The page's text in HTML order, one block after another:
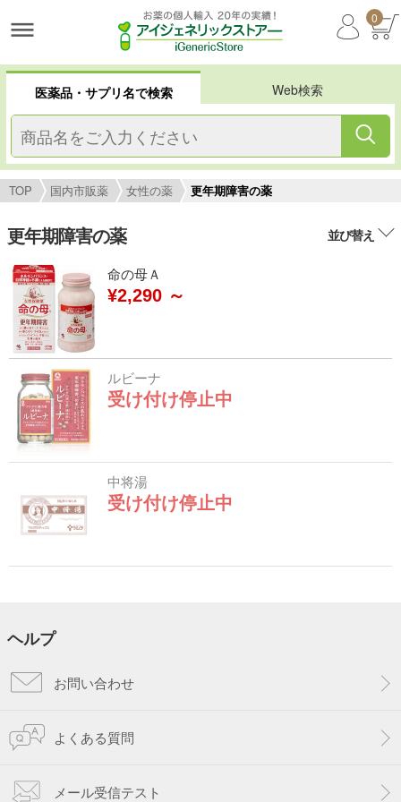
0
医薬品・サプリ名で検索 Web検索
TOP 国内市販薬 女性の薬 更年期障害の薬
更年期障害の薬 並び替え
命の母Ａ
¥2,290 ～
ルビーナ
受け付け停止中
中将湯
受け付け停止中
ヘルプ
お問い合わせ
よくある質問
メール受信テスト